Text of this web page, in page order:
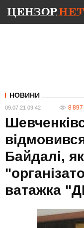
НОВИНИ
09.07.21 09:42 8 897
Байдалі,
ватажка